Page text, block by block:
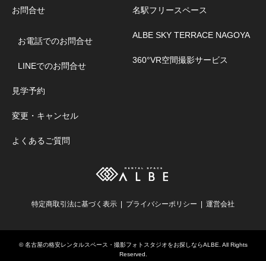
お問合せ
お電話でのお問合せ
LINEでのお問合せ
見学予約
変更・キャンセル
よくあるご質問
名駅フリースペース
ALBE SKY TERRACE NAGOYA
360°VR空間撮影サービス
特定商取引法に基づく表示 プライバシーポリシー 運営会社
©名古屋の格安レンタルスペース・撮影フォトスタジオをお探しならALBE . All Rights
Reserved.